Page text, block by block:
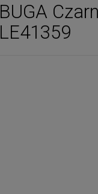
BUGA
LE41359